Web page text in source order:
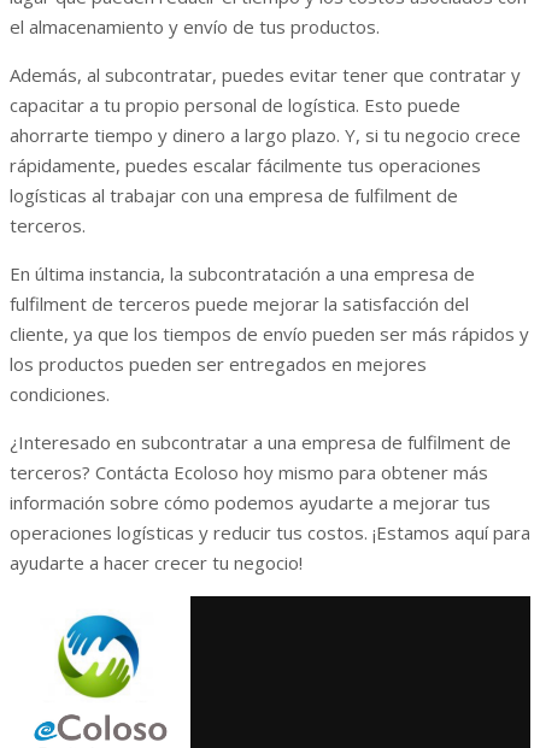
el almacenamiento y envío de tus productos.
Además, al subcontratar, puedes evitar tener que contratar y
capacitar a tu propio personal de logística. Esto puede
ahorrarte tiempo y dinero a largo plazo. Y, si tu negocio crece
rápidamente, puedes escalar fácilmente tus operaciones
logísticas al trabajar con una empresa de fulfilment de
terceros.
En última instancia, la subcontratación a una empresa de
fulfilment de terceros puede mejorar la satisfacción del
cliente, ya que los tiempos de envío pueden ser más rápidos y
los productos pueden ser entregados en mejores
condiciones.
¿Interesado en subcontratar a una empresa de fulfilment de
terceros? Contácta Ecoloso hoy mismo para obtener más
información sobre cómo podemos ayudarte a mejorar tus
operaciones logísticas y reducir tus costos. ¡Estamos aquí para
ayudarte a hacer crecer tu negocio!